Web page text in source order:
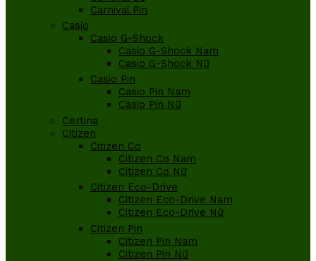
Carnival Pin
Casio
Casio G-Shock
Casio G-Shock Nam
Casio G-Shock Nữ
Casio Pin
Casio Pin Nam
Casio Pin Nữ
Certina
Citizen
Citizen Cơ
Citizen Cơ Nam
Citizen Cơ Nữ
Citizen Eco-Drive
Citizen Eco-Drive Nam
Citizen Eco-Drive Nữ
Citizen Pin
Citizen Pin Nam
Citizen Pin Nữ